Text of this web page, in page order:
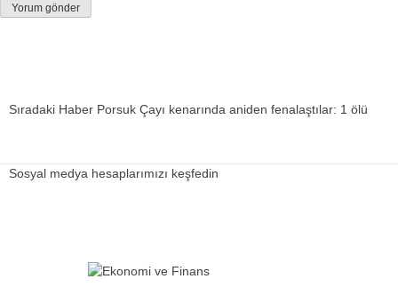
Sıradaki Haber Porsuk Çayı kenarında aniden fenalaştılar: 1 ölü
Sosyal medya hesaplarımızı keşfedin